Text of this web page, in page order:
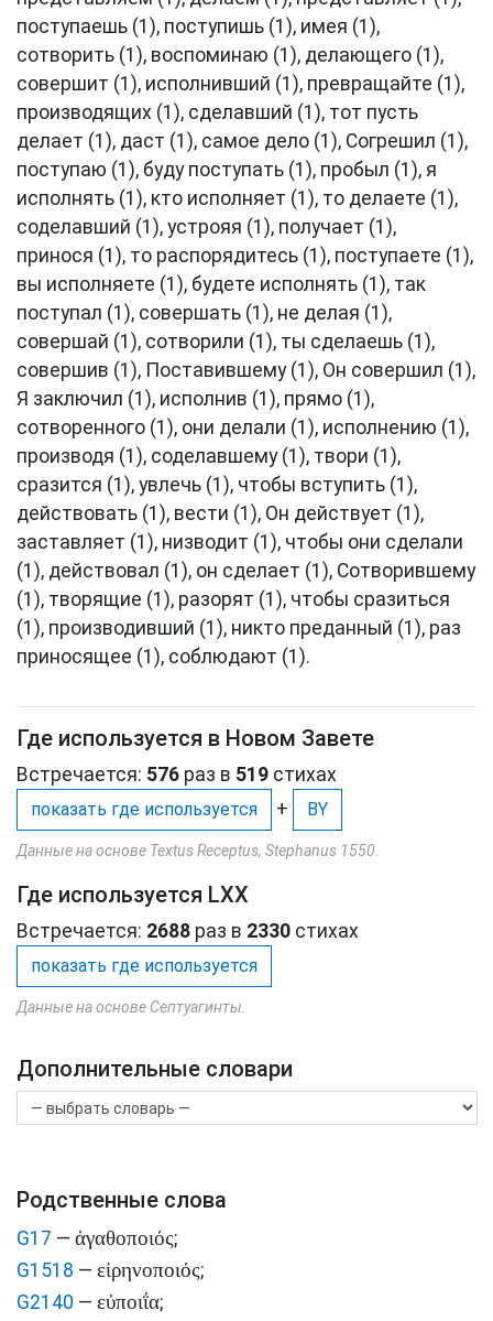
поступаешь (1), поступишь (1), имея (1),
сотворить (1), воспоминаю (1), делающего (1),
совершит (1), исполнивший (1), превращайте (1),
производящих (1), сделавший (1), тот пусть
делает (1), даст (1), самое дело (1), Согрешил (1),
поступаю (1), буду поступать (1), пробыл (1), я
исполнять (1), кто исполняет (1), то делаете (1),
соделавший (1), устрояя (1), получает (1),
принося (1), то распорядитесь (1), поступаете (1),
вы исполняете (1), будете исполнять (1), так
поступал (1), совершать (1), не делая (1),
совершай (1), сотворили (1), ты сделаешь (1),
совершив (1), Поставившему (1), Он совершил (1),
Я заключил (1), исполнив (1), прямо (1),
сотворенного (1), они делали (1), исполнению (1),
производя (1), соделавшему (1), твори (1),
сразится (1), увлечь (1), чтобы вступить (1),
действовать (1), вести (1), Он действует (1),
заставляет (1), низводит (1), чтобы они сделали
(1), действовал (1), он сделает (1), Сотворившему
(1), творящие (1), разорят (1), чтобы сразиться
(1), производивший (1), никто преданный (1), раз
приносящее (1), соблюдают (1).
Где используется в Новом Завете
Встречается: 576 раз в 519 стихах
показать где используется + BY
Данные на основе Textus Receptus, Stephanus 1550.
Где используется LXX
Встречается: 2688 раз в 2330 стихах
показать где используется
Данные на основе Септуагинты.
Дополнительные словари
Родственные слова
G17 — ἀγαθοποιός;
G1518 — εἰρηνοποιός;
G2140 — εὐποιΐα;